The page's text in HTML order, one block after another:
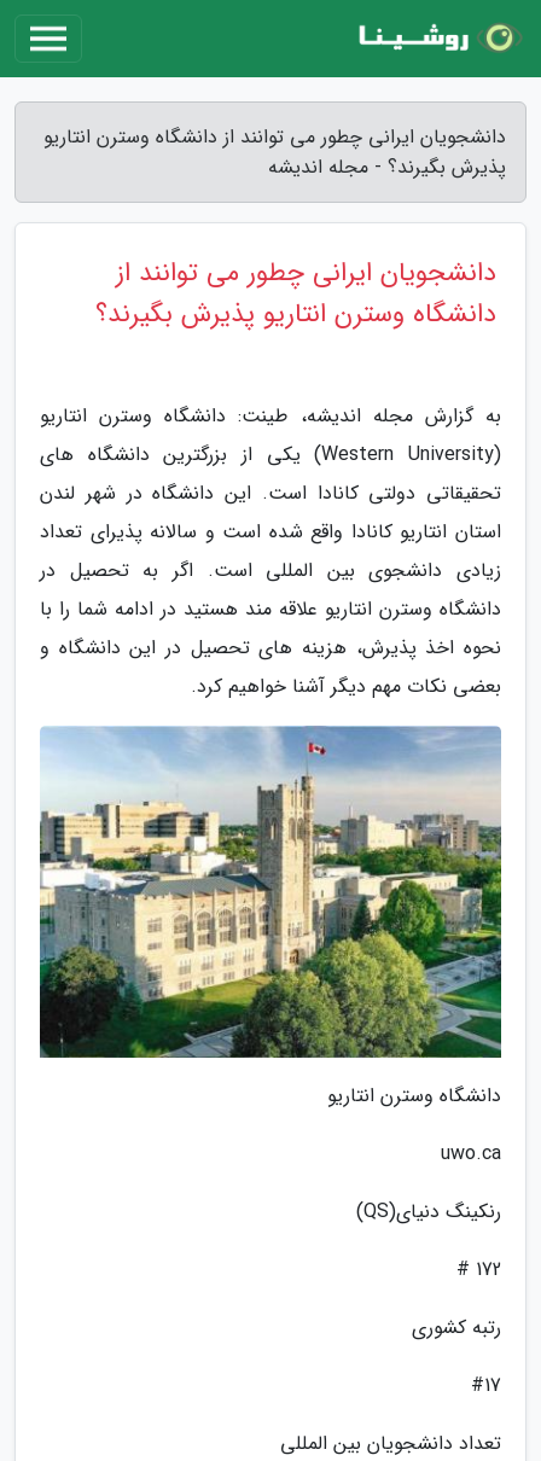
دانشجویان ایرانی چطور می توانند از دانشگاه وسترن انتاریو
پذیرش بگیرند؟ - مجله اندیشه
دانشجویان ایرانی چطور می توانند از
دانشگاه وسترن انتاریو پذیرش بگیرند؟
به گزارش مجله اندیشه، طینت: دانشگاه وسترن انتاریو
(Western University) یکی از بزرگترین دانشگاه های
تحقیقاتی دولتی کانادا است. این دانشگاه در شهر لندن
استان انتاریو کانادا واقع شده است و سالانه پذیرای تعداد
زیادی دانشجوی بین المللی است. اگر به تحصیل در
دانشگاه وسترن انتاریو علاقه مند هستید در ادامه شما را با
نحوه اخذ پذیرش، هزینه های تحصیل در این دانشگاه و
بعضی نکات مهم دیگر آشنا خواهیم کرد.
دانشگاه وسترن انتاریو
uwo.ca
رنکینگ دنیای(QS)
172 #
رتبه کشوری
#17
تعداد دانشجویان بین المللی